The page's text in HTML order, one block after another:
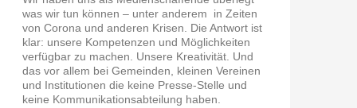
was wir tun können – unter anderem in Zeiten
von Corona und anderen Krisen. Die Antwort ist
klar: unsere Kompetenzen und Möglichkeiten
verfügbar zu machen. Unsere Kreativität. Und
das vor allem bei Gemeinden, kleinen Vereinen
und Institutionen die keine Presse-Stelle und
keine Kommunikationsabteilung haben.